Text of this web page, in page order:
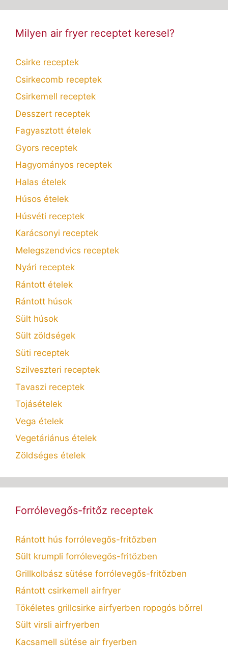
Milyen air fryer receptet keresel?
Csirke receptek
Csirkecomb receptek
Csirkemell receptek
Desszert receptek
Fagyasztott ételek
Gyors receptek
Hagyományos receptek
Halas ételek
Húsos ételek
Húsvéti receptek
Karácsonyi receptek
Melegszendvics receptek
Nyári receptek
Rántott ételek
Rántott húsok
Sült húsok
Sült zöldségek
Süti receptek
Szilveszteri receptek
Tavaszi receptek
Tojásételek
Vega ételek
Vegetáriánus ételek
Zöldséges ételek
Forrólevegős-fritőz receptek
Rántott hús forrólevegős-fritőzben
Sült krumpli forrólevegős-fritőzben
Grillkolbász sütése forrólevegős-fritőzben
Rántott csirkemell airfryer
Tökéletes grillcsirke airfyerben ropogós bőrrel
Sült virsli airfryerben
Kacsamell sütése air fryerben